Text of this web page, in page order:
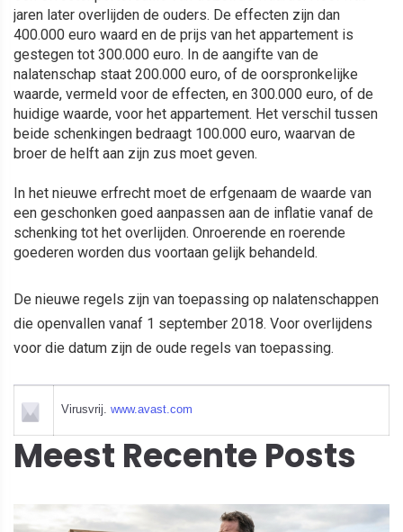
jaren later overlijden de ouders. De effecten zijn dan
400.000 euro waard en de prijs van het appartement is
gestegen tot 300.000 euro. In de aangifte van de
nalatenschap staat 200.000 euro, of de oorspronkelijke
waarde, vermeld voor de effecten, en 300.000 euro, of de
huidige waarde, voor het appartement. Het verschil tussen
beide schenkingen bedraagt 100.000 euro, waarvan de
broer de helft aan zijn zus moet geven.
In het nieuwe erfrecht moet de erfgenaam de waarde van
een geschonken goed aanpassen aan de inflatie vanaf de
schenking tot het overlijden. Onroerende en roerende
goederen worden dus voortaan gelijk behandeld.
De nieuwe regels zijn van toepassing op nalatenschappen
die openvallen vanaf 1 september 2018. Voor overlijdens
voor die datum zijn de oude regels van toepassing.
Virusvrij. www.avast.com
Meest Recente Posts